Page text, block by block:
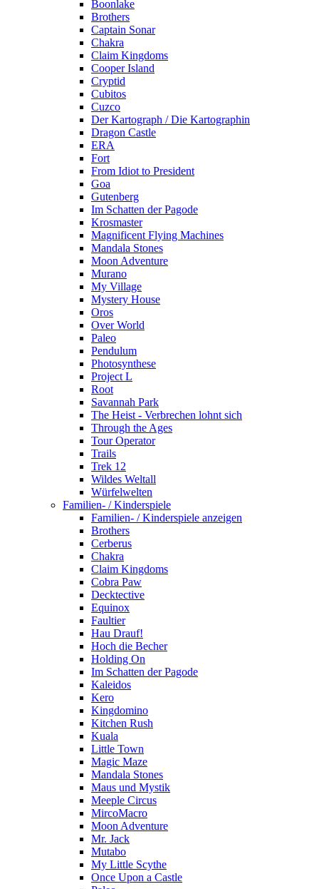
Boonlake
Brothers
Captain Sonar
Chakra
Claim Kingdoms
Cooper Island
Cryptid
Cubitos
Cuzco
Der Kartograph / Die Kartographin
Dragon Castle
ERA
Fort
From Idiot to President
Goa
Gutenberg
Im Schatten der Pagode
Krosmaster
Magnificent Flying Machines
Mandala Stones
Moon Adventure
Murano
My Village
Mystery House
Oros
Over World
Paleo
Pendulum
Photosynthese
Project L
Root
Savannah Park
The Heist - Verbrechen lohnt sich
Through the Ages
Tour Operator
Trails
Trek 12
Wildes Weltall
Würfelwelten
Familien- / Kinderspiele
Familien- / Kinderspiele anzeigen
Brothers
Cerberus
Chakra
Claim Kingdoms
Cobra Paw
Decktective
Equinox
Faultier
Hau Drauf!
Hoch die Becher
Holding On
Im Schatten der Pagode
Kaleidos
Kero
Kingdomino
Kitchen Rush
Kuala
Little Town
Magic Maze
Mandala Stones
Maus und Mystik
Meeple Circus
MircoMacro
Moon Adventure
Mr. Jack
Mutabo
My Little Scythe
Once Upon a Castle